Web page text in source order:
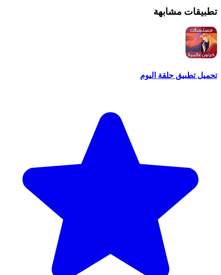
تطبيقات مشابهة
تحميل تطبيق حلقة اليوم